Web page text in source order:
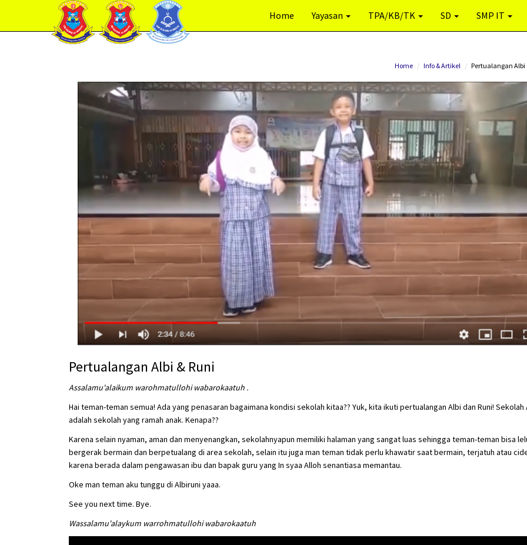
Home Yayasan TPA/KB/TK SD SMP IT
Home Info & Artikel Pertualangan Albi
Pertualangan Albi & Runi
Assalamu'alaikum warohmatullohi wabarokaatuh .
Hai teman-teman semua! Ada yang penasaran bagaimana kondisi sekolah kitaa?? Yuk, kita ikuti pertualangan Albi dan Runi! Sekolah
adalah sekolah yang ramah anak. Kenapa??
Karena selain nyaman, aman dan menyenangkan, sekolahnyapun memiliki halaman yang sangat luas sehingga teman-teman bisa
bergerak bermain dan berpetualang di area sekolah, selain itu juga man teman tidak perlu khawatir saat bermain, terjatuh atau
karena berada dalam pengawasan ibu dan bapak guru yang In syaa Alloh senantiasa memantau.
Oke man teman aku tunggu di Albiruni yaaa.
See you next time. Bye.
Wassalamu'alaykum warrohmatullohi wabarokaatuh